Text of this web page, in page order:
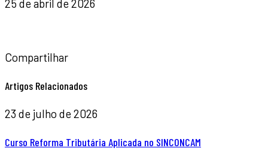
25 de abril de 2026
Compartilhar
Artigos Relacionados
23 de julho de 2026
Curso Reforma Tributária Aplicada no SINCONCAM